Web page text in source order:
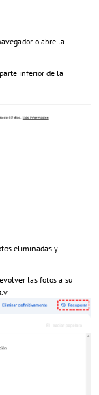
o abre la
inferior de la
eliminadas y
las fotos a su